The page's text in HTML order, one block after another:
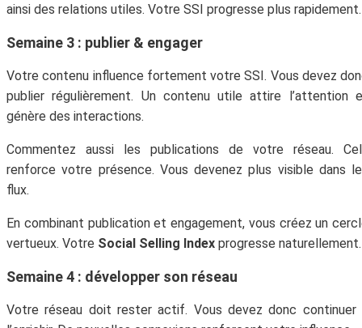
ainsi des relations utiles. Votre SSI progresse plus rapidement.
Semaine 3 : publier & engager
Votre contenu influence fortement votre SSI. Vous devez
publier régulièrement. Un contenu utile attire l’attention
génère des interactions.
Commentez aussi les publications de votre réseau.
renforce votre présence. Vous devenez plus visible dans
flux.
En combinant publication et engagement, vous créez un
vertueux. Votre Social Selling Index progresse naturellement.
Semaine 4 : développer son réseau
Votre réseau doit rester actif. Vous devez donc continuer